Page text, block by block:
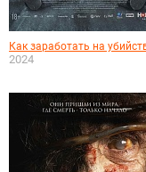
Как заработать на
2024